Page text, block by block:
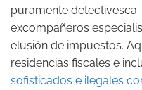
puramente
excompañeros
elusión de impuestos.
residencias fiscales e
sofisticados e ilegales